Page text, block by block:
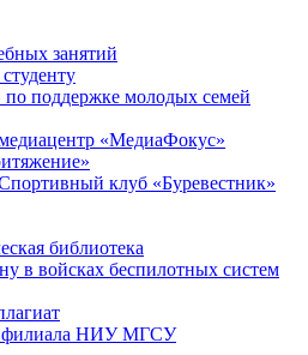
занятий
по поддержке молодых семей
«МедиаФокус»
клуб «Буревестник»
библиотека
в войсках беспилотных систем
филиала НИУ МГСУ